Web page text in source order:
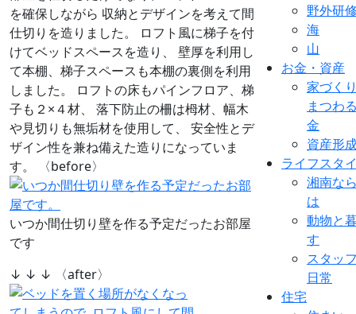
を確保しながら 収納とデザインを考えて間
仕切りを造りました。 ロフト風に梯子を付
けてベッドスペースを造り、 壁厚を利用し
て本棚、梯子スペースも本棚の裏側を利用
しました。 ロフトの床もパインフロア、梯
子も２×４材、 落下防止の柵は栂材、幅木
や見切りも無垢材を使用して、 安全性とデ
ザイン性を兼ね備えた造りになっていま
す。 〈before〉
いつか間仕切り壁を作る予定だったお部屋
です
↓ ↓ ↓ 〈after〉
野外研
海
山
お金・資産
家づく
まつわ
金
資産形
ライフスタ
湘南な
は
動物と
す
スタッ
日常
住宅